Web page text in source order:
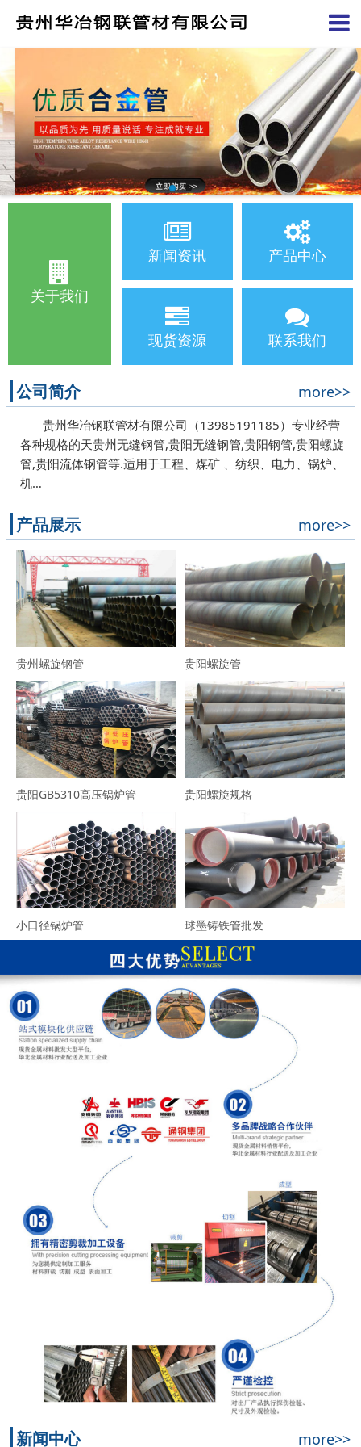
关于我们
新闻资讯 产品中心
现货资源 联系我们
公司简介 more>>
贵州华冶钢联管材有限公司（13985191185）专业经营
各种规格的天贵州无缝钢管,贵阳无缝钢管,贵阳钢管,贵阳螺旋
管,贵阳流体钢管等.适用于工程、煤矿 、纺织、电力、锅炉、
机…
产品展示 more>>
贵州螺旋钢管 贵阳螺旋管
贵阳GB5310高压锅炉管 贵阳螺旋规格
小口径锅炉管 球墨铸铁管批发
新闻中心 more>>